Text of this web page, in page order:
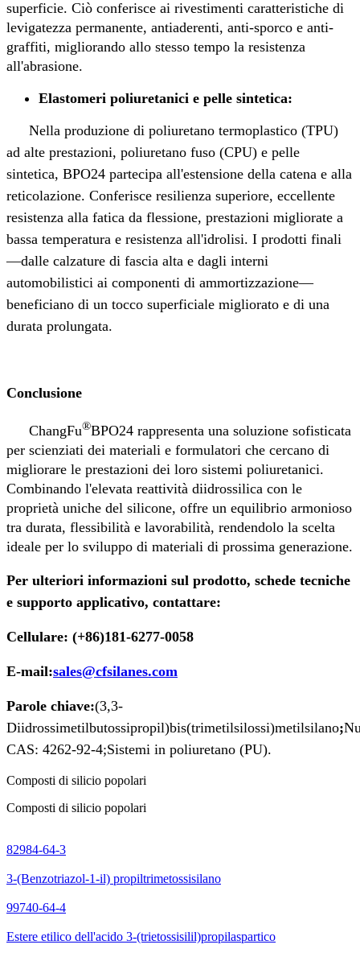
superficie. Ciò conferisce ai rivestimenti caratteristiche di
levigatezza permanente, antiaderenti, anti-sporco e anti-
graffiti, migliorando allo stesso tempo la resistenza
all'abrasione.
Elastomeri poliuretanici e pelle sintetica:
Nella produzione di poliuretano termoplastico (TPU)
ad alte prestazioni, poliuretano fuso (CPU) e pelle
sintetica, BPO24 partecipa all'estensione della catena e alla
reticolazione. Conferisce resilienza superiore, eccellente
resistenza alla fatica da flessione, prestazioni migliorate a
bassa temperatura e resistenza all'idrolisi. I prodotti finali
—dalle calzature di fascia alta e dagli interni
automobilistici ai componenti di ammortizzazione—
beneficiano di un tocco superficiale migliorato e di una
durata prolungata.
Conclusione
ChangFu®BPO24 rappresenta una soluzione sofisticata
per scienziati dei materiali e formulatori che cercano di
migliorare le prestazioni dei loro sistemi poliuretanici.
Combinando l'elevata reattività diidrossilica con le
proprietà uniche del silicone, offre un equilibrio armonioso
tra durata, flessibilità e lavorabilità, rendendolo la scelta
ideale per lo sviluppo di materiali di prossima generazione.
Per ulteriori informazioni sul prodotto, schede tecniche
e supporto applicativo, contattare:
Cellulare: (+86)181-6277-0058
E-mail:sales@cfsilanes.com
Parole chiave:(3,3-
Diidrossimetilbutossipropil)bis(trimetilsilossi)metilsilano;
CAS: 4262-92-4;Sistemi in poliuretano (PU).
Composti di silicio popolari
Composti di silicio popolari
82984-64-3
3-(Benzotriazol-1-il) propiltrimetossisilano
99740-64-4
Estere etilico dell'acido 3-(trietossisilil)propilaspartico